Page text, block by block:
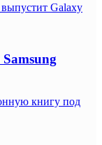
Galaxy
книгу под